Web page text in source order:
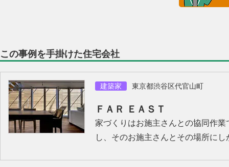
この事例を手掛けた住宅会社
建築家 東京都渋谷区代官山町
ＦＡＲ ＥＡＳＴ
家づくりはお施主さんとの協同作業
し、そのお施主さんとその場所に